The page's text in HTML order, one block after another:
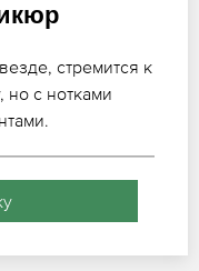
стремится к
но с нотками